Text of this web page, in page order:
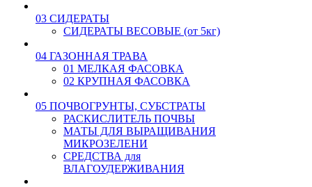
03 СИДЕРАТЫ
СИДЕРАТЫ ВЕСОВЫЕ (от 5кг)
04 ГАЗОННАЯ ТРАВА
01 МЕЛКАЯ ФАСОВКА
02 КРУПНАЯ ФАСОВКА
05 ПОЧВОГРУНТЫ, СУБСТРАТЫ
РАСКИСЛИТЕЛЬ ПОЧВЫ
МАТЫ ДЛЯ ВЫРАЩИВАНИЯ
МИКРОЗЕЛЕНИ
СРЕДСТВА для
ВЛАГОУДЕРЖИВАНИЯ